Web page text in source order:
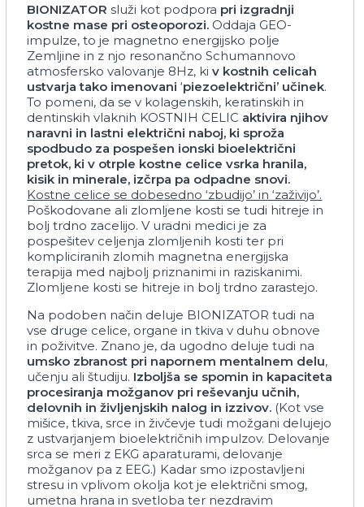
BIONIZATORsluži kot podpora pri izgradnji
kostne mase pri osteoporozi. Oddaja GEO-
impulze, to je magnetno energijsko polje
Zemljine in z njo resonančno Schumannovo
atmosfersko valovanje 8Hz, kiv kostnih celicah
ustvarja tako imenovani ‘piezoelektrični’ učinek.
To pomeni, da se v kolagenskih, keratinskih in
dentinskih vlaknih KOSTNIH CELIC aktivira njihov
naravni in lastni električni naboj, ki sproža
spodbudo za pospešen ionski bioelektrični
pretok, ki v otrple kostne celice vsrka hranila,
kisik in minerale, izčrpa pa odpadne snovi.
Kostne celice se dobesedno ‘zbudijo’ in ‘zaživijo’.
Poškodovane ali zlomljene kosti se tudi hitreje in
bolj trdno zacelijo. V uradni medici je za
pospešitev celjenja zlomljenih kosti ter pri
kompliciranih zlomih magnetna energijska
terapija med najbolj priznanimi in raziskanimi.
Zlomljene kosti se hitreje in bolj trdno zarastejo.
Na podoben način deluje BIONIZATOR tudi na
vse druge celice, organe in tkiva v duhu obnove
in poživitve. Znano je, da ugodno deluje tudi na
umsko zbranost pri napornem mentalnem delu,
učenju ali študiju. Izboljša se spomin in kapaciteta
procesiranja možganov pri reševanju učnih,
delovnih in življenjskih nalog in izzivov. (Kot vse
mišice, tkiva, srce in živčevje tudi možgani delujejo
z ustvarjanjem bioelektričnih impulzov. Delovanje
srca se meri z EKG aparaturami, delovanje
možganov pa z EEG.) Kadar smo izpostavljeni
stresu in vplivom okolja kot je električni smog,
umetna hrana in svetloba ter nezdravim